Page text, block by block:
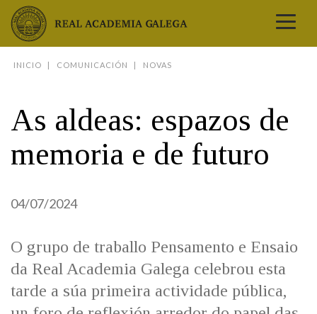
Real Academia Galega
A LINGUA
Real Academia Galega
PORTAL DAS PALABRAS
GALEGO SEN FRONTEIRAS
Pleno da RAG
ESTATUTOS E REGULAMENTOS
ACORDOS E CONVENIOS
LETRAS GALEGAS
Begoña Caamaño
NOVAS
ENTREVISTAS
VÍDEOS
RECURSOS
FOTOGALERÍAS
TRIBUNAS
ANO CASTELAO
Guía de apelidos galegos
BIBLIOTECA
ARQUIVO
PUBLICACIÓNS
CONTACTO
INICIO COMUNICACIÓN NOVAS
As aldeas: espazos de
memoria e de futuro
04/07/2024
O grupo de traballo Pensamento e Ensaio
da Real Academia Galega celebrou esta
tarde a súa primeira actividade pública,